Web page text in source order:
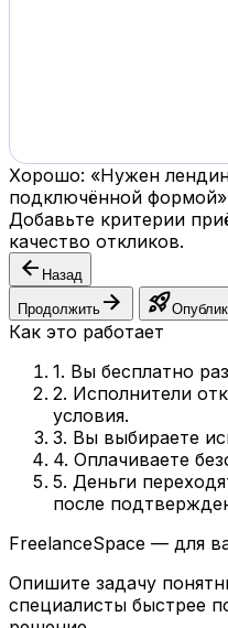
Хорошо: «Нужен
подключённой
Добавьте критерии
качество откликов.
arrow_back Назад
Продолжить arrow_forward rocket_launch
Как это работает
1. Вы бесплатно
2. Исполнители
условия.
3. Вы выбираете
4. Оплачиваете
5. Деньги
после
FreelanceSpace — для
Опишите задачу
специалисты быстрее